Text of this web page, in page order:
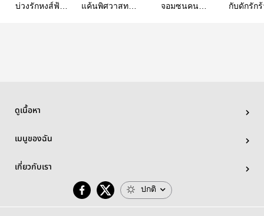
บ่วงรักหงส์ฟ้า
แค้นพิศวาสทาส
จอมซนคน
กับดักรัก
ดูเนื้อหา
เมนูของฉัน
เกี่ยวกับเรา
ปกติ